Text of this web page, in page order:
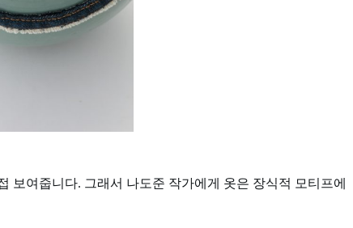
보여줍니다. 그래서 나도준 작가에게 옷은 장식적 모티프에